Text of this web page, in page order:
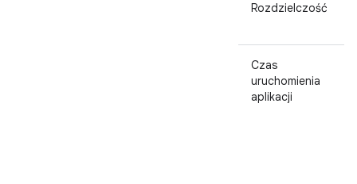
Rozdzielczość
Czas
uruchomienia
aplikacji